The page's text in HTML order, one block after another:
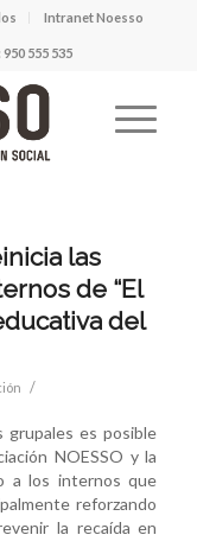
Intranet Noesso
555 535
las
de “El
del
/
grupales es posible
NOESSO y la
a los internos que
reforzando
la recaída en